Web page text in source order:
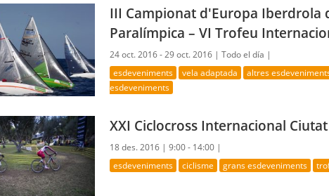
III Campionat d'Europa Iberdrola
Paralímpica – VI Trofeu
24 oct. 2016 - 29 oct. 2016 |Todo el día |
esdeveniments vela adaptada altres
esdeveniments
XXI Ciclocross Internacional
18 des. 2016 |9:00 - 14:00 |
esdeveniments ciclisme grans esdeveniments